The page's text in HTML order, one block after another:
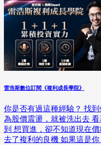
雷浩斯數位訂閱《複利成長學院》
你是否有過這種經驗？ 找
為股價震盪，就被洗出去
到 想買進，卻不知道現在
去了複利的良機 如果這是